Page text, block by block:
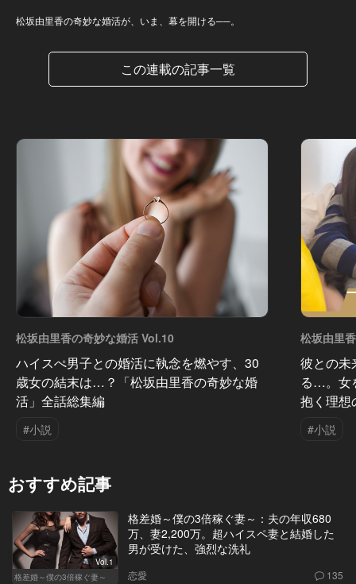
松坂由里香の奇妙な婚活が、いま、幕を開ける──。
この連載の記事一覧
松坂由里香の奇妙な婚活 Vol.10
ハイスぺ男子との婚活に執念を燃やす、30
歳女の結末は…？「松坂由里香の奇妙な婚
活」全話総集編
#小説
松坂由里
彼との未
る…。女
抱く理想
#小説
おすすめ記事
Vol.1
格差婚～僕の3倍稼ぐ妻～
格差婚～僕の3倍稼ぐ妻～：夫の年収680
万、妻2,200万。超ハイスペ妻と結婚した
男が受けた、強烈な洗礼
恋愛 135